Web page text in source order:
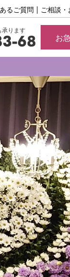
ご相談
るご質問
承ります
お